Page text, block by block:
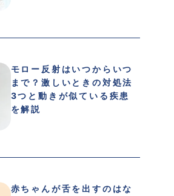
モロー反射はいつからいつ
まで？激しいときの対処法
3つと動きが似ている疾患
を解説
赤ちゃんが舌を出すのはな